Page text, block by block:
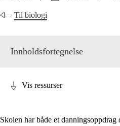
Til biologi
Innholdsfortegnelse
Vis ressurser
Skolen har både et